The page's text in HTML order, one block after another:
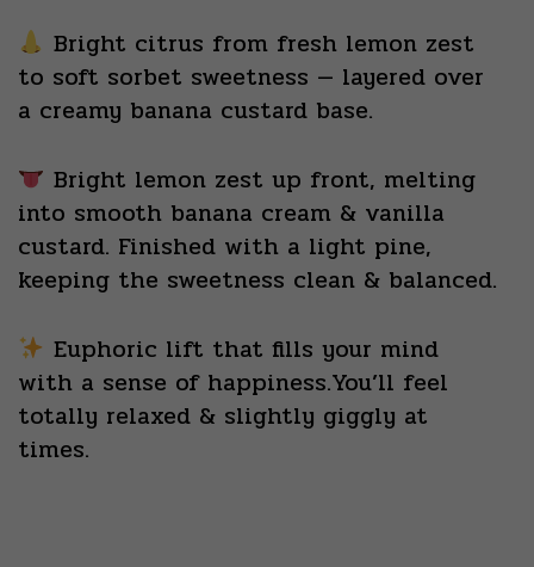
Bright citrus from fresh lemon zest
to soft sorbet sweetness — layered over
a creamy banana custard base.
Bright lemon zest up front, melting
into smooth banana cream & vanilla
custard. Finished with a light pine,
keeping the sweetness clean & balanced.
Euphoric lift that fills your mind
with a sense of happiness.You’ll feel
totally relaxed & slightly giggly at
times.